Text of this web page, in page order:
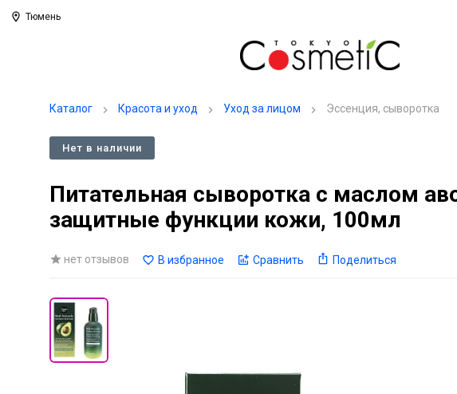
Тюмень
Каталог Красота и уход Уход за лицом Эссенция, сыворотка
Нет в наличии
Питательная сыворотка с маслом
защитные функции кожи, 100мл
нет отзывов В избранное Сравнить Поделиться